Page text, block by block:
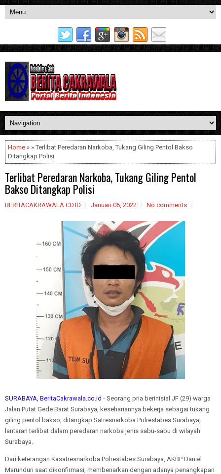
Home » » Terlibat Peredaran Narkoba, Tukang Giling Pentol Bakso
Ditangkap Polisi
Terlibat Peredaran Narkoba, Tukang Giling Pentol
Bakso Ditangkap Polisi
BERITACAKRAWALA.CO.ID Januari 06, 2022 No comments
SURABAYA, BeritaCakrawala.co.id - Seorang pria berinisial JF (29) warga
Jalan Putat Gede Barat Surabaya, kesehariannya bekerja sebagai tukang
giling pentol bakso, ditangkap Satresnarkoba Polrestabes Surabaya,
lantaran terlibat dalam peredaran narkoba jenis sabu-sabu di wilayah
Surabaya.
Dari keterangan Kasatresnarkoba Polrestabes Surabaya, AKBP Daniel
Marunduri saat dikonfirmasi, membenarkan dengan adanya penangkapan